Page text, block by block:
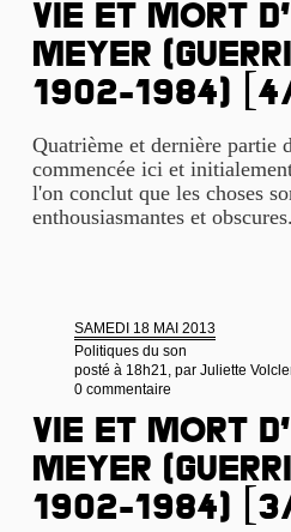
Vie et mort
Meyer
1902-1984)
Quatrième et dernière partie
commencée ici et
l'on conclut que les choses
enthousiasmantes et
SAMEDI 18 MAI 2013
Politiques du son
posté à 18h21, par Juliette
0 commentaire
Vie et mort
Meyer
1902-1984)